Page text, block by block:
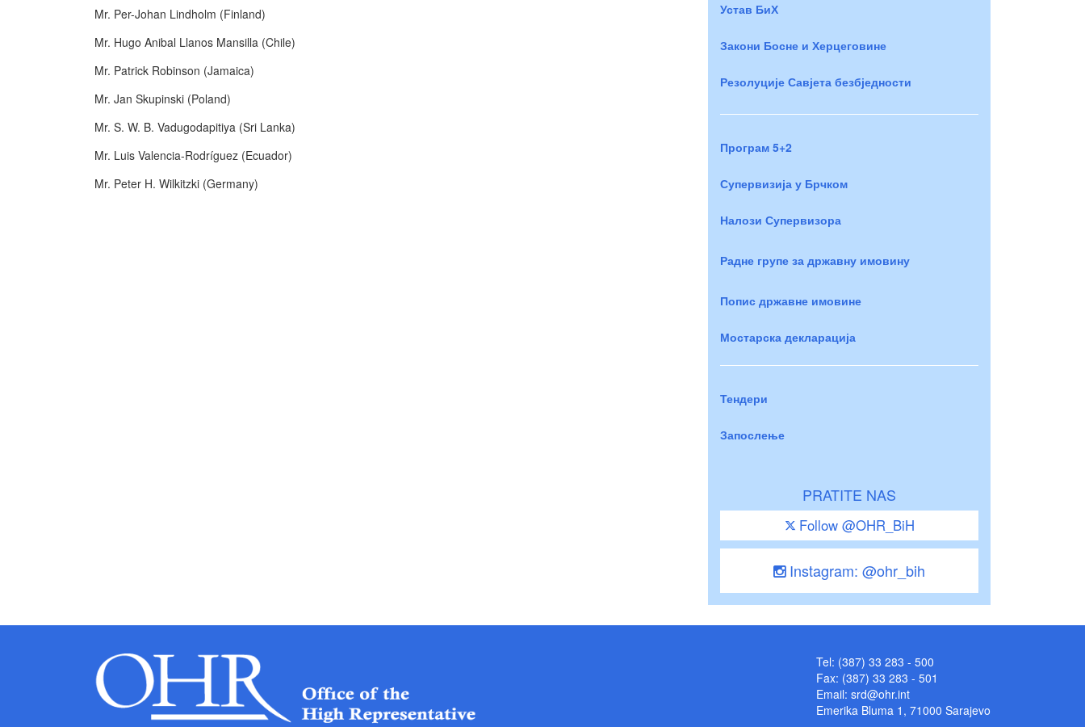
Mr. Per-Johan Lindholm (Finland)
Mr. Hugo Anibal Llanos Mansilla (Chile)
Mr. Patrick Robinson (Jamaica)
Mr. Jan Skupinski (Poland)
Mr. S. W. B. Vadugodapitiya (Sri Lanka)
Mr. Luis Valencia-Rodríguez (Ecuador)
Mr. Peter H. Wilkitzki (Germany)
Устав БиХ
Закони Босне и Херцеговине
Резолуције Савјета безбједности
Програм 5+2
Супервизија у Брчком
Налози Супервизора
Радне групе за државну имовину
Попис државне имовине
Мостарска декларација
Тендери
Запослење
PRATITE NAS
Follow @OHR_BiH
Instagram: @ohr_bih
Tel: (387) 33 283 - 500
Fax: (387) 33 283 - 501
Email: srd@ohr.int
Emerika Bluma 1, 71000 Sarajevo